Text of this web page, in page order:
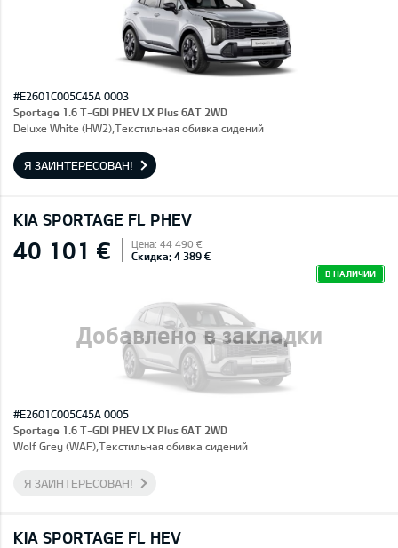
#E2601C005C45A 0003
Sportage 1.6 T-GDI PHEV LX Plus 6AT 2WD
Deluxe White (HW2),Текстильная обивка сидений
Я ЗАИНТЕРЕСОВАН!
KIA SPORTAGE FL PHEV
Добавлено в закладки
40 101 € Цена: 44 490 €
Скидка: 4 389 €
В НАЛИЧИИ
#E2601C005C45A 0005
Sportage 1.6 T-GDI PHEV LX Plus 6AT 2WD
Wolf Grey (WAF),Текстильная обивка сидений
Я ЗАИНТЕРЕСОВАН!
KIA SPORTAGE FL HEV